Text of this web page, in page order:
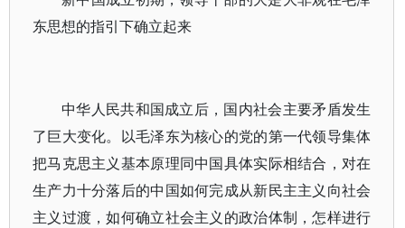
东思想的指引下确立起来
中华人民共和国成立后，国内社会主要矛盾发生
了巨大变化。以毛泽东为核心的党的第一代领导集体
把马克思主义基本原理同中国具体实际相结合，对在
生产力十分落后的中国如何完成从新民主主义向社会
主义过渡，如何确立社会主义的政治体制，怎样进行